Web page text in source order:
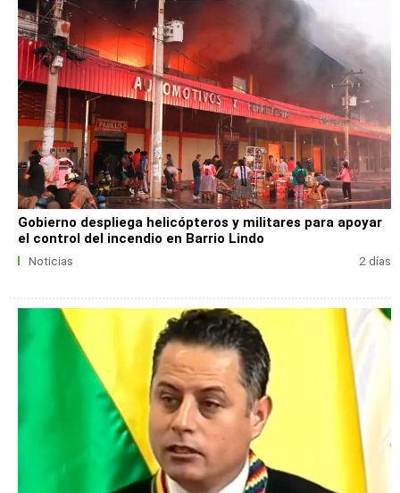
Gobierno despliega helicópteros y militares para apoyar
el control del incendio en Barrio Lindo
Noticias 2 días